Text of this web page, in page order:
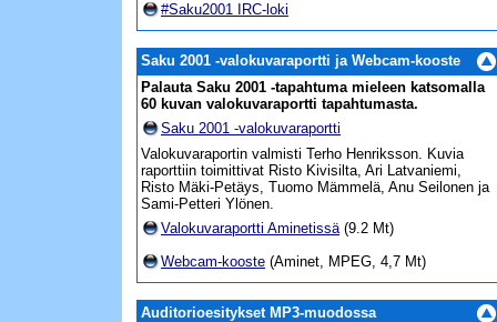
#Saku2001 IRC-loki
Saku 2001 -valokuvaraportti ja Webcam-kooste
Palauta Saku 2001 -tapahtuma mieleen katsomalla
60 kuvan valokuvaraportti tapahtumasta.
Saku 2001 -valokuvaraportti
Valokuvaraportin valmisti Terho Henriksson. Kuvia
raporttiin toimittivat Risto Kivisilta, Ari Latvaniemi,
Risto Mäki-Petäys, Tuomo Mämmelä, Anu Seilonen ja
Sami-Petteri Ylönen.
Valokuvaraportti Aminetissä(9.2 Mt)
Webcam-kooste (Aminet, MPEG, 4,7 Mt)
Auditorioesitykset MP3-muodossa